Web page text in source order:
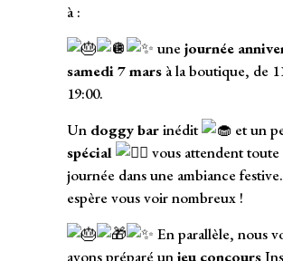
à :
unejournée
samedi 7 mars à la boutique, de
19:00.
Un doggy barinédit et un
spécial
vous attendent toute
journée dans une ambiance
espère vous voir nombreux !
En parallèle, nous
avons préparé unjeu concours